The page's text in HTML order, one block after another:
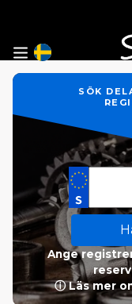
SÖK
Ange
ⓘ Läs mer